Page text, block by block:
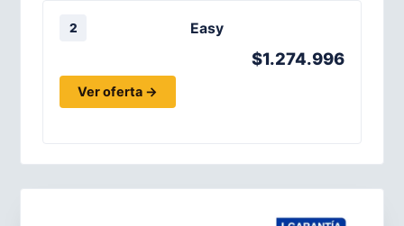
2 Easy
$1.274.996
Ver oferta →